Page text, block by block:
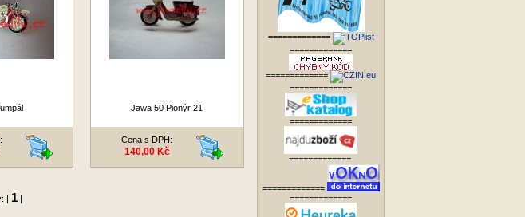
Jawa 50 Pionýr 21
Cena s DPH:
140,00 Kč
| 1 |
=============
=============
=============
=============
=============
=============
=============
=============